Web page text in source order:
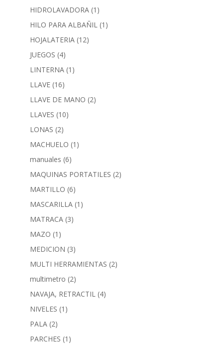
HIDROLAVADORA (1)
HILO PARA ALBAÑIL (1)
HOJALATERIA (12)
JUEGOS (4)
LINTERNA (1)
LLAVE (16)
LLAVE DE MANO (2)
LLAVES (10)
LONAS (2)
MACHUELO (1)
manuales (6)
MAQUINAS PORTATILES (2)
MARTILLO (6)
MASCARILLA (1)
MATRACA (3)
MAZO (1)
MEDICION (3)
MULTI HERRAMIENTAS (2)
multimetro (2)
NAVAJA, RETRACTIL (4)
NIVELES (1)
PALA (2)
PARCHES (1)